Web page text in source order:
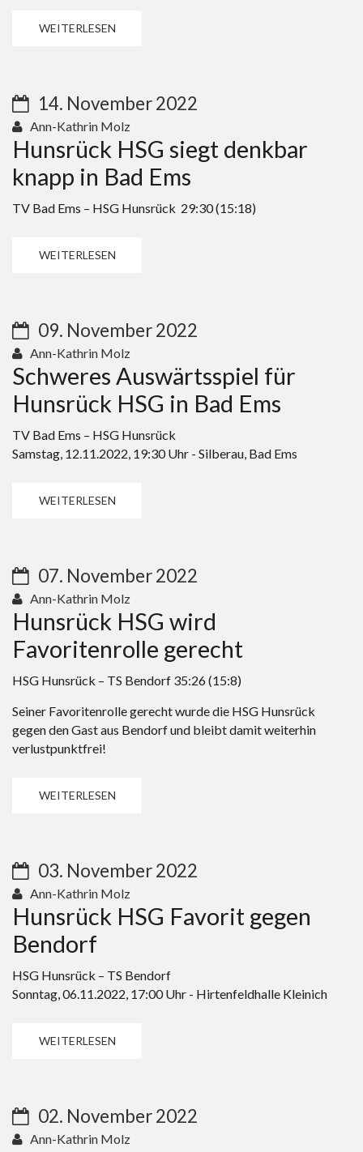
WEITERLESEN
14. November 2022
Ann-Kathrin Molz
Hunsrück HSG siegt denkbar
knapp in Bad Ems
TV Bad Ems – HSG Hunsrück 29:30 (15:18)
WEITERLESEN
09. November 2022
Ann-Kathrin Molz
Schweres Auswärtsspiel für
Hunsrück HSG in Bad Ems
TV Bad Ems – HSG Hunsrück
Samstag, 12.11.2022, 19:30 Uhr - Silberau, Bad Ems
WEITERLESEN
07. November 2022
Ann-Kathrin Molz
Hunsrück HSG wird
Favoritenrolle gerecht
HSG Hunsrück – TS Bendorf 35:26 (15:8)
Seiner Favoritenrolle gerecht wurde die HSG Hunsrück
gegen den Gast aus Bendorf und bleibt damit weiterhin
verlustpunktfrei!
WEITERLESEN
03. November 2022
Ann-Kathrin Molz
Hunsrück HSG Favorit gegen
Bendorf
HSG Hunsrück – TS Bendorf
Sonntag, 06.11.2022, 17:00 Uhr - Hirtenfeldhalle Kleinich
WEITERLESEN
02. November 2022
Ann-Kathrin Molz